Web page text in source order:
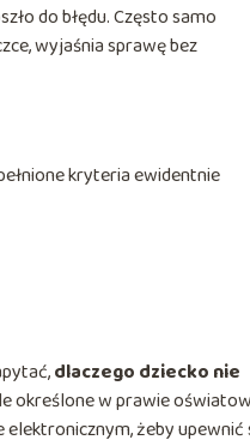
do błędu. Często samo
wyjaśnia sprawę bez
kryteria ewidentnie
dlaczego dziecko nie
określone w prawie
żeby upewnić